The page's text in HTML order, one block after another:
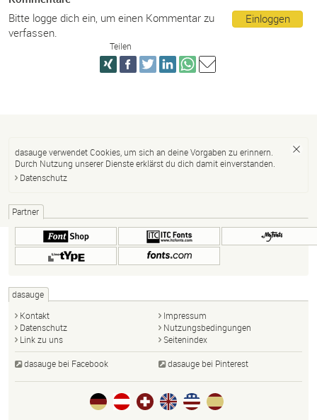
Einloggen
Bitte logge dich ein, um einen Kommentar zu
verfassen.
Teilen
dasauge verwendet Cookies, um sich an deine Vorgaben zu erinnern.
Durch Nutzung unserer Dienste erklärst du dich damit einverstanden.
Datenschutz
Partner
dasauge
Kontakt
Impressum
Datenschutz
Nutzungsbedingungen
Link zu uns
Seitenindex
dasauge bei Facebook dasauge bei Pinterest